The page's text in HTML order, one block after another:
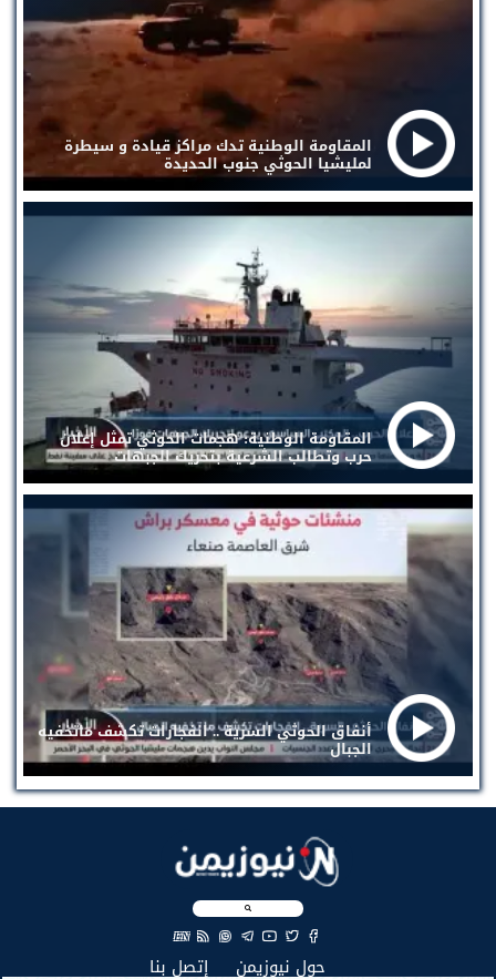
المقاومة الوطنية تدك مراكز قيادة و سيطرة
لمليشيا الحوثي جنوب الحديدة
المقاومة الوطنية: هجمات الحوثي تمثل إعلان
حرب وتطالب الشرعية بتحريك الجبهات
أنفاق الحوثي السرية .. انفجارات تكشف ماتخفيه
الجبال
EN
حول نيوزيمن إتصل بنا